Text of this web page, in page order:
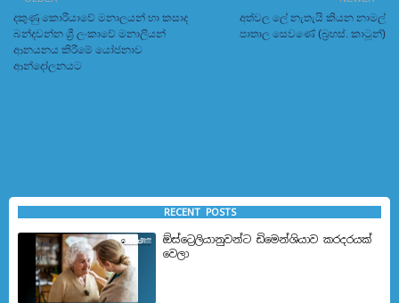
අත්වල ලේ නැතැයි කියන නාමල්
පාතාල සෙවණේ (බ්‍රහස්. කාටූන්)
දකුණු කොරියාවේ මනාලයන් හා කසාද
බන්දවන්න ශ්‍රී ලංකාවේ මනාලියන්
‍ආනයනය කිරීමේ යෝජනාව
ආන්දෝලනයට
RECENT POSTS
ඕස්ට්‍රෙලියානුවන්ට ඩිමෙන්ශියාව කරදරයක්
වෙලා